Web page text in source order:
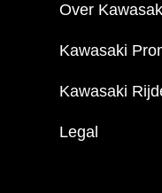
Over
Kawasaki
Kawasaki
Legal